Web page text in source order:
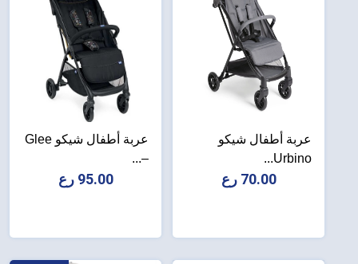
عربة أطفال شيكو
Urbino...
70.00 رع
عربة أطفال شيكو Glee
–...
95.00 رع